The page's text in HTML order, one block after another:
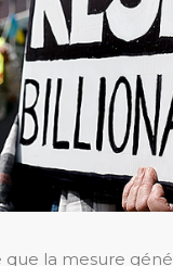
la mesure